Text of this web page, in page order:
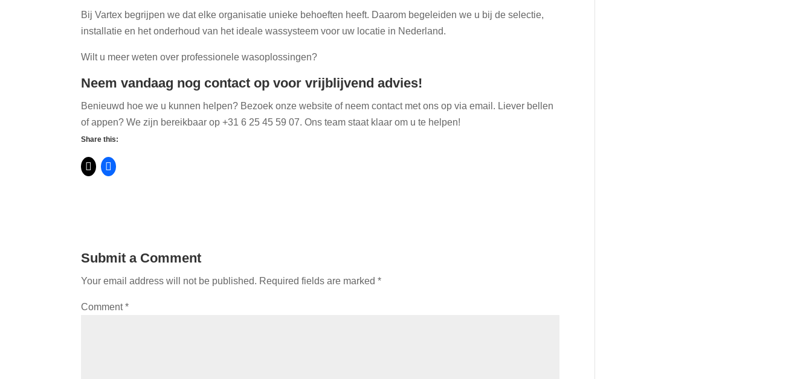
Bij Vartex begrijpen we dat elke organisatie unieke behoeften heeft. Daarom begeleiden we u bij de selectie,
installatie en het onderhoud van het ideale wassysteem voor uw locatie in Nederland.
Wilt u meer weten over professionele wasoplossingen?
Neem vandaag nog contact op voor vrijblijvend advies!
Benieuwd hoe we u kunnen helpen? Bezoek onze website of neem contact met ons op via email. Liever bellen
of appen? We zijn bereikbaar op ‭+31 6 25 45 59 07‬. Ons team staat klaar om u te helpen!
Share this:
Submit a Comment
Your email address will not be published. Required fields are marked*
Comment*